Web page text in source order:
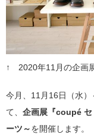
↑ 2020年11月の企画
今月、11月16日（水
て、 企画展『coupé セ
ーツ～を開催します。